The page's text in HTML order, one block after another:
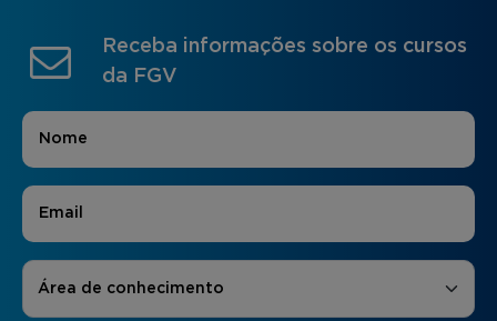
Receba informações sobre os cursos
da FGV
Nome
E-mail
Áreas de Interesse
Área de conhecimento